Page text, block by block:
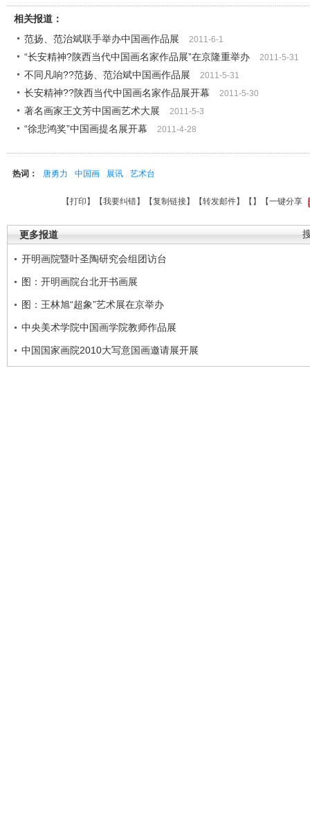
相关报道：
范扬、范治斌联手举办中国画作品展
2011-6-1
“长安精神?陕西当代中国画名家作品展”在京隆重举办 2011-5-31
不同凡响??范扬、范治斌中国画作品展 2011-5-31
长安精神??陕西当代中国画名家作品展开幕 2011-5-30
著名画家王文芳中国画艺术大展 2011-5-3
“徐悲鸿奖”中国画提名展开幕 2011-4-28
热词： 唐勇力 中国画 展讯 艺术台
【打印 】【我要纠错】【复制链接】【转发邮件】【 】 【一键分享
更多报道
开明画院暨叶圣陶研究会组团访台
图：开明画院台北开书画展
图：王林旭“超象”艺术展在京举办
中央美术学院中国画学院教师作品展
中国国家画院2010大写意国画邀请展开展